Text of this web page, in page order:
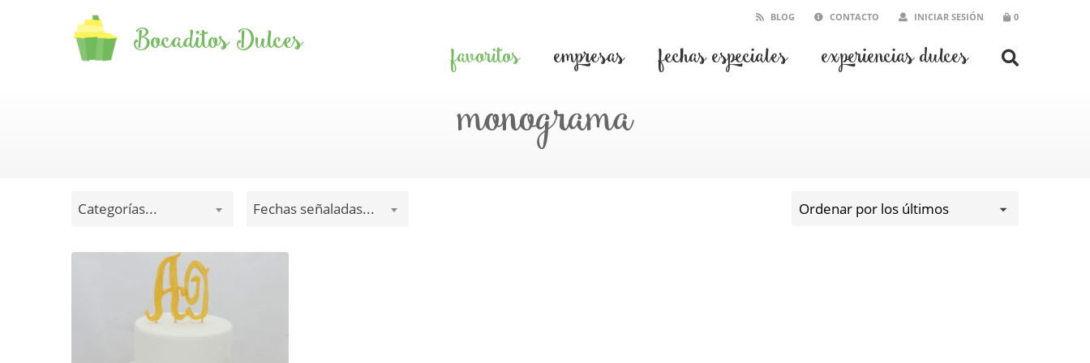
Bocaditos Dulces
BLOG CONTACTO INICIAR SESIÓN 0
favoritos empresas fechas especiales experiencias dulces
monograma
Categorías... Fechas señaladas...